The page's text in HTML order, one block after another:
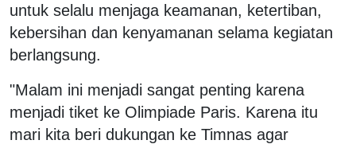
untuk selalu menjaga keamanan, ketertiban,
kebersihan dan kenyamanan selama kegiatan
berlangsung.
"Malam ini menjadi sangat penting karena
menjadi tiket ke Olimpiade Paris. Karena itu
mari kita beri dukungan ke Timnas agar